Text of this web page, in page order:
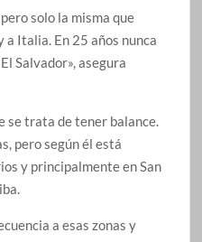
solo la misma que
Italia. En 25 años nunca
Salvador», asegura
se trata de tener balance.
pero según él está
y principalmente en San
a esas zonas y